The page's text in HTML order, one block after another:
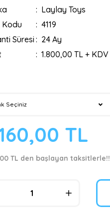
Laylay Toys
Kodu
4119
Süresi
24 Ay
1.800,00 TL + KDV
TL
TL den başlayan taksitlerle!!